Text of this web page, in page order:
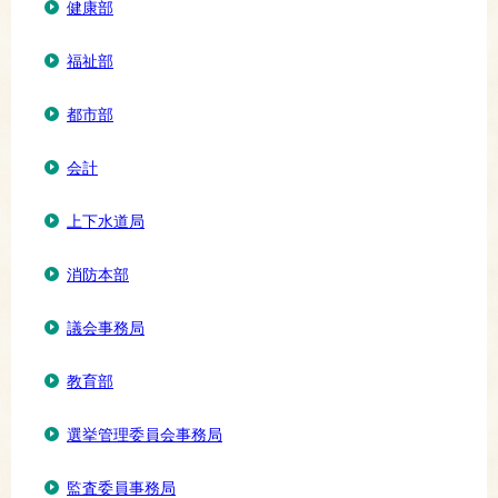
健康部
福祉部
都市部
会計
上下水道局
消防本部
議会事務局
教育部
選挙管理委員会事務局
監査委員事務局